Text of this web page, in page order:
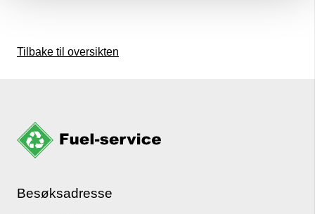
Tilbake til oversikten
Besøksadresse